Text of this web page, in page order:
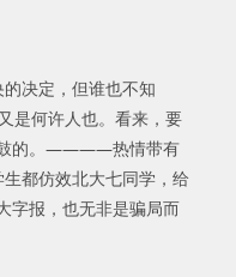
决定，但谁也不知
是何许人也。看来，要
鼓的。————热情带有
都仿效北大七同学，给
字报，也无非是骗局而